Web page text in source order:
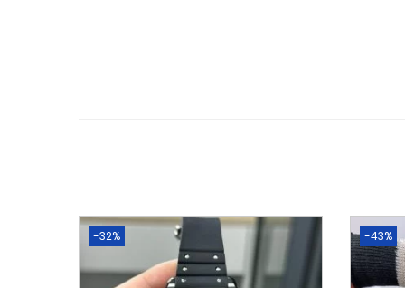
-32% -43%